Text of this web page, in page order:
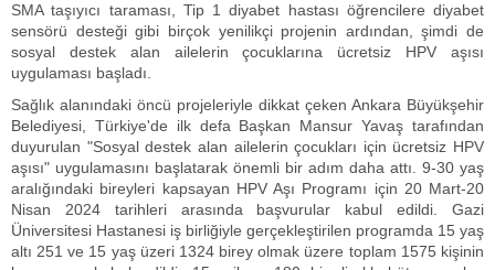
SMA taşıyıcı taraması, Tip 1 diyabet hastası öğrencilere diyabet
sensörü desteği gibi birçok yenilikçi projenin ardından, şimdi de
sosyal destek alan ailelerin çocuklarına ücretsiz HPV aşısı
uygulaması başladı.
Sağlık alanındaki öncü projeleriyle dikkat çeken Ankara Büyükşehir
Belediyesi, Türkiye'de ilk defa Başkan Mansur Yavaş tarafından
duyurulan "Sosyal destek alan ailelerin çocukları için ücretsiz HPV
aşısı" uygulamasını başlatarak önemli bir adım daha attı. 9-30 yaş
aralığındaki bireyleri kapsayan HPV Aşı Programı için 20 Mart-20
Nisan 2024 tarihleri arasında başvurular kabul edildi. Gazi
Üniversitesi Hastanesi iş birliğiyle gerçekleştirilen programda 15 yaş
altı 251 ve 15 yaş üzeri 1324 birey olmak üzere toplam 1575 kişinin